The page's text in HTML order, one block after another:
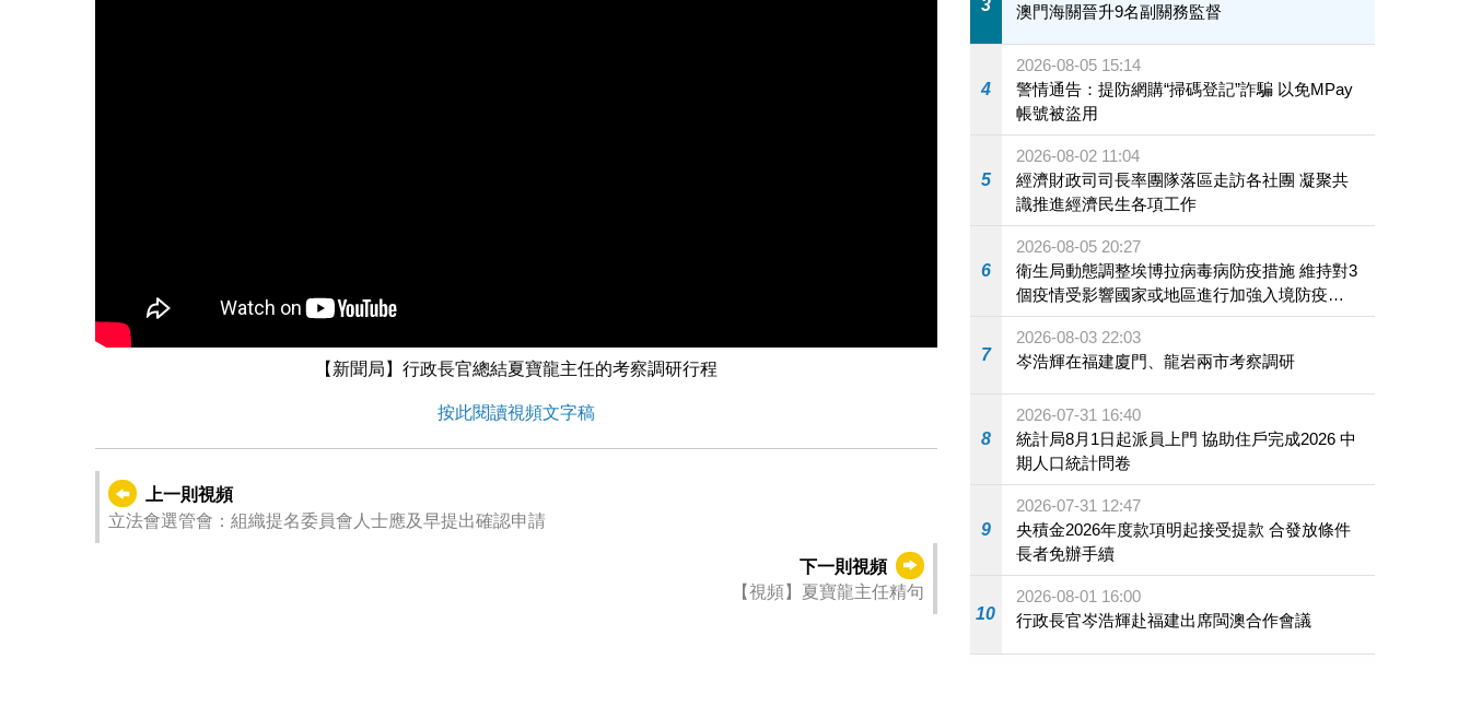
【新聞局】行政長官總結夏寶龍主任的考察調研行程
按此閱讀視頻文字稿
上一則視頻
立法會選管會：組織提名委員會人士應及早提出確認申請
下一則視頻
【視頻】夏寶龍主任精句
3
澳門海關晉升9名副關務監督
4
2026-08-05 15:14
警情通告：提防網購“掃碼登記”詐騙 以免MPay
帳號被盜用
5
2026-08-02 11:04
經濟財政司司長率團隊落區走訪各社團 凝聚共
識推進經濟民生各項工作
6
2026-08-05 20:27
衛生局動態調整埃博拉病毒病防疫措施 維持對3
個疫情受影響國家或地區進行加強入境防疫措
施
7
2026-08-03 22:03
岑浩輝在福建廈門、龍岩兩市考察調研
8
2026-07-31 16:40
統計局8月1日起派員上門 協助住戶完成2026 中
期人口統計問卷
9
2026-07-31 12:47
央積金2026年度款項明起接受提款 合發放條件
長者免辦手續
10
2026-08-01 16:00
行政長官岑浩輝赴福建出席閩澳合作會議